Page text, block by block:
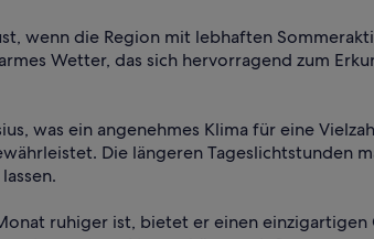
wenn die Region mit lebhaften
Wetter, das sich hervorragend zum
was ein angenehmes Klima für eine
Die längeren Tageslichtstunden
ruhiger ist, bietet er einen einzigartigen